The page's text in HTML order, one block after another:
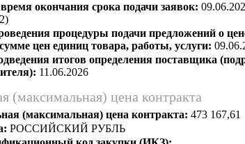
окончания срока подачи заявок:
процедуры подачи предложений о
цен единиц товара, работы, услуги:
итогов определения поставщика
11.06.2026
(максимальная) цена контракта
(максимальная) цена контракта: 473 167,61
РОССИЙСКИЙ РУБЛЬ